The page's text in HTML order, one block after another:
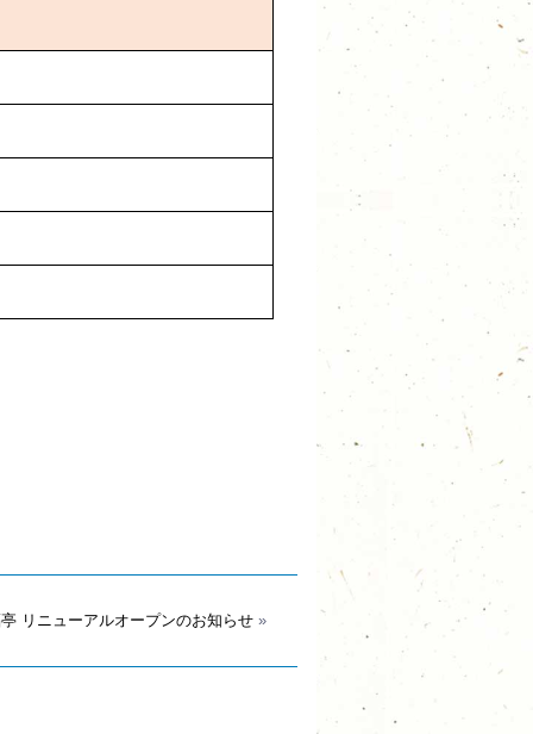
リニューアルオープンのお知らせ »